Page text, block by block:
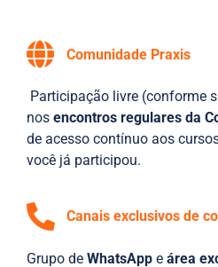
Comunidade Praxis
Participação livre (conforme
nos encontros regulares da
de acesso contínuo aos
você já participou.
Canais exclusivos de
Grupo de WhatsApp e área